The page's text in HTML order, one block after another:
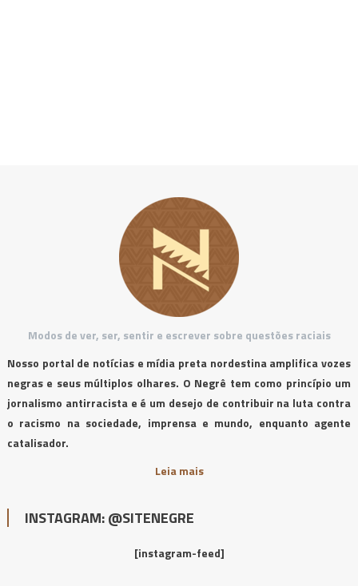
Modos de ver, ser, sentir e escrever sobre questões raciais
Nosso portal de notícias e mídia preta nordestina amplifica vozes
negras e seus múltiplos olhares. O Negrê tem como princípio um
jornalismo antirracista e é um desejo de contribuir na luta contra
o racismo na sociedade, imprensa e mundo, enquanto agente
catalisador.
Leia mais
INSTAGRAM: @SITENEGRE
[instagram-feed]